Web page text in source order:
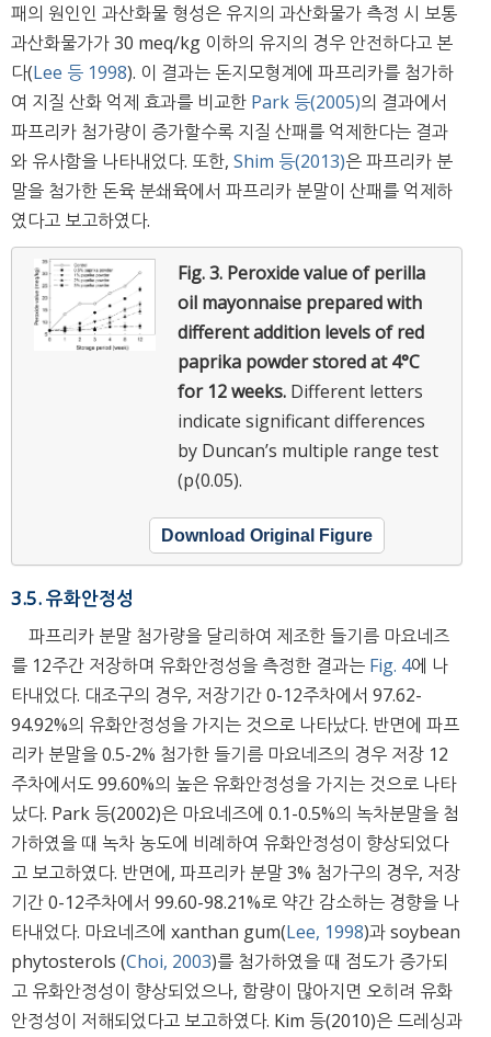
패의 원인인 과산화물 형성은 유지의 과산화물가 측정 시 보통
과산화물가가 30 meq/kg 이하의 유지의 경우 안전하다고 본
다(Lee 등 1998). 이 결과는 돈지모형계에 파프리카를 첨가하
여 지질 산화 억제 효과를 비교한 Park 등(2005)의 결과에서
파프리카 첨가량이 증가할수록 지질 산패를 억제한다는 결과
와 유사함을 나타내었다. 또한, Shim 등(2013)은 파프리카 분
말을 첨가한 돈육 분쇄육에서 파프리카 분말이 산패를 억제하
였다고 보고하였다.
Fig. 3. Peroxide value of perilla
oil mayonnaise prepared with
different addition levels of red
paprika powder stored at 4°C
for 12 weeks. Different letters
indicate significant differences
by Duncan’s multiple range test
(p⟨0.05).
Download Original Figure
3.5. 유화안정성
파프리카 분말 첨가량을 달리하여 제조한 들기름 마요네즈
를 12주간 저장하며 유화안정성을 측정한 결과는 Fig. 4에 나
타내었다. 대조구의 경우, 저장기간 0-12주차에서 97.62-
94.92%의 유화안정성을 가지는 것으로 나타났다. 반면에 파프
리카 분말을 0.5-2% 첨가한 들기름 마요네즈의 경우 저장 12
주차에서도 99.60%의 높은 유화안정성을 가지는 것으로 나타
났다. Park 등(2002)은 마요네즈에 0.1-0.5%의 녹차분말을 첨
가하였을 때 녹차 농도에 비례하여 유화안정성이 향상되었다
고 보고하였다. 반면에, 파프리카 분말 3% 첨가구의 경우, 저장
기간 0-12주차에서 99.60-98.21%로 약간 감소하는 경향을 나
타내었다. 마요네즈에 xanthan gum(Lee, 1998)과 soybean
phytosterols (Choi, 2003)를 첨가하였을 때 점도가 증가되
고 유화안정성이 향상되었으나, 함량이 많아지면 오히려 유화
안정성이 저해되었다고 보고하였다. Kim 등(2010)은 드레싱과